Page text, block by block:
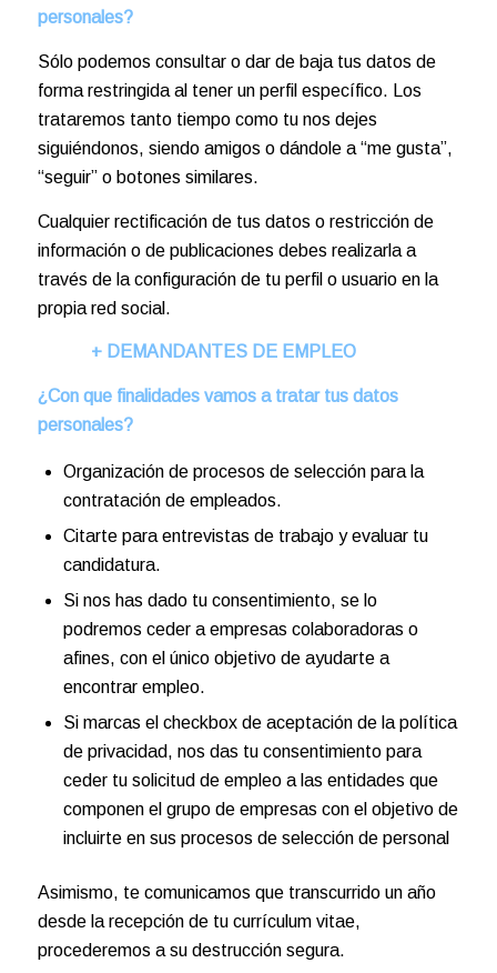
personales?
Sólo podemos consultar o dar de baja tus datos de
forma restringida al tener un perfil específico. Los
trataremos tanto tiempo como tu nos dejes
siguiéndonos, siendo amigos o dándole a “me gusta”,
“seguir” o botones similares.
Cualquier rectificación de tus datos o restricción de
información o de publicaciones debes realizarla a
través de la configuración de tu perfil o usuario en la
propia red social.
+ DEMANDANTES DE EMPLEO
¿Con que finalidades vamos a tratar tus datos
personales?
Organización de procesos de selección para la
contratación de empleados.
Citarte para entrevistas de trabajo y evaluar tu
candidatura.
Si nos has dado tu consentimiento, se lo
podremos ceder a empresas colaboradoras o
afines, con el único objetivo de ayudarte a
encontrar empleo.
Si marcas el checkbox de aceptación de la política
de privacidad, nos das tu consentimiento para
ceder tu solicitud de empleo a las entidades que
componen el grupo de empresas con el objetivo de
incluirte en sus procesos de selección de personal
Asimismo, te comunicamos que transcurrido un año
desde la recepción de tu currículum vitae,
procederemos a su destrucción segura.